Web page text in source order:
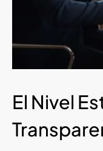
El Nivel